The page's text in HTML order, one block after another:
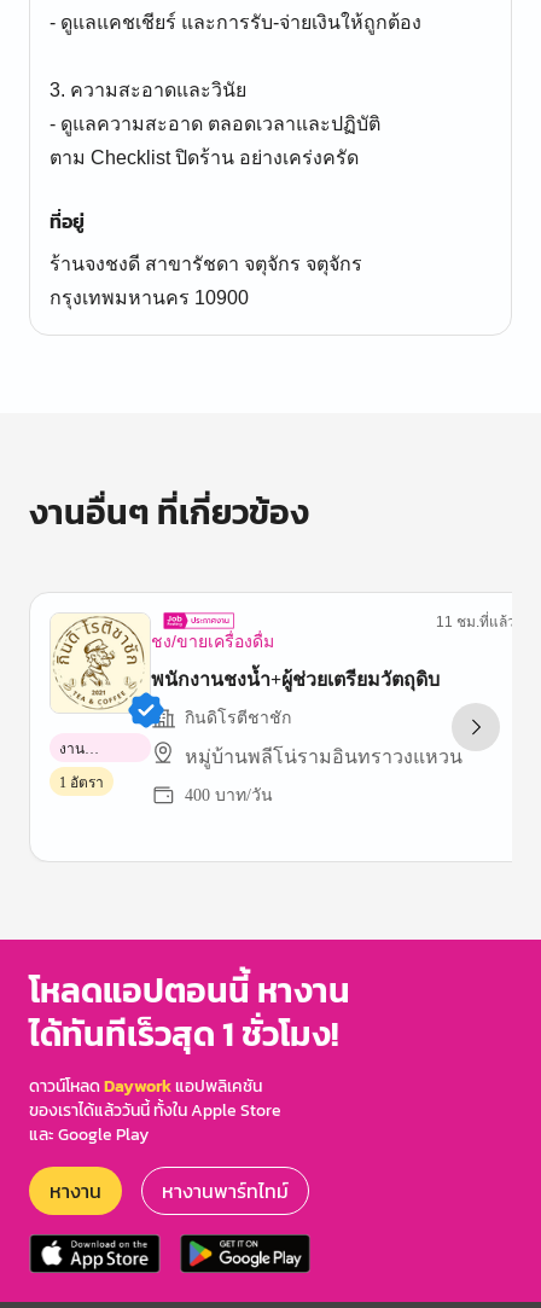
- ดูแลแคชเชียร์ และการรับ-จ่ายเงินให้ถูกต้อง
3. ความสะอาดและวินัย
- ดูแลความสะอาด ตลอดเวลาและปฏิบัติ
ตาม Checklist ปิดร้าน อย่างเคร่งครัด
ที่อยู่
ร้านจงชงดี สาขารัชดา จตุจักร จตุจักร
กรุงเทพมหานคร 10900
งานอื่นๆ ที่เกี่ยวข้อง
ชง/ขายเครื่องดื่ม
11 ชม.ที่แล้ว
พนักงานชงน้ำ+ผู้ช่วยเตรียมวัตถุดิบ
กินดิโรตีชาชัก
หมู่บ้านพลีโน่รามอินทราวงแหวน
400 บาท/วัน
งาน
พาร์ทไทม์
1 อัตรา
of
โหลดแอปตอนนี้ หางาน
ได้ทันทีเร็วสุด 1 ชั่วโมง!
ดาวน์โหลดDayworkแอปพลิเคชัน
ของเราได้แล้ววันนี้ ทั้งใน Apple Store
และ Google Play
หางาน หางานพาร์ทไทม์